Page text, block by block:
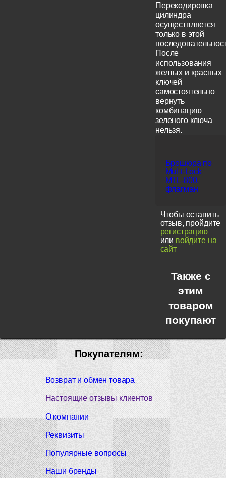
Перекодировка
цилиндра
осуществляется
только в этой
После
использования
желтых и красных
ключей
самостоятельно
вернуть
комбинацию
зеленого ключа
нельзя.
Брошюра по
Mul-t-Lock
MTL-800,
флагман
Чтобы оставить
отзыв, пройдите
регистрацию
или войдите на
сайт
Также с
этим
товаром
покупают
Покупателям:
Возврат и обмен товара
Настоящие отзывы клиентов
О компании
Реквизиты
Популярные вопросы
Наши бренды